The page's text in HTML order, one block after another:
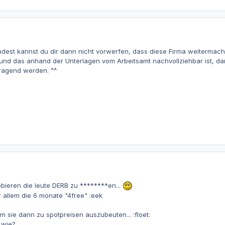
kannst du dir dann nicht vorwerfen, dass diese Firma
das anhand der Unterlagen vom Arbeitsamt nachvollziehbar ist,
werden. ^^
die leute DERB zu ********en...
die 6 monate "4free" :eek
sie dann zu spotpreisen auszubeuten... :floet: